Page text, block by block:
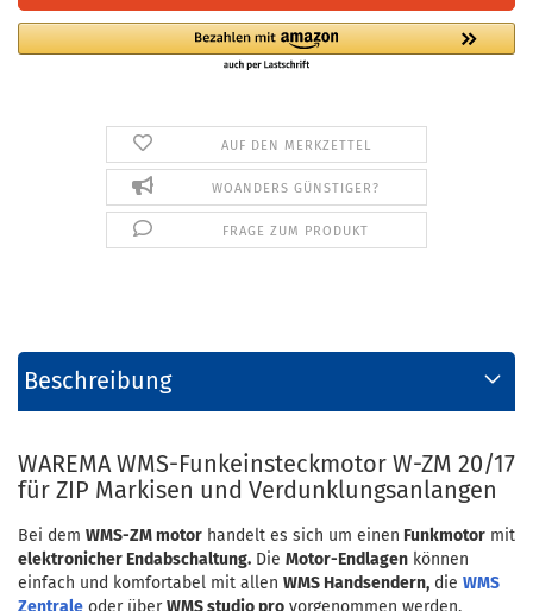
AUF DEN MERKZETTEL
WOANDERS GÜNSTIGER?
FRAGE ZUM PRODUKT
Beschreibung
WAREMA WMS-Funkeinsteckmotor W-ZM 20/17
für ZIP Markisen und Verdunklungsanlangen
Bei dem WMS-ZM motor handelt es sich um einen Funkmotor mit
elektronicher Endabschaltung. Die Motor-Endlagen können
einfach und komfortabel mit allen WMS Handsendern, die WMS
Zentrale oder überWMS studio pro vorgenommen werden.